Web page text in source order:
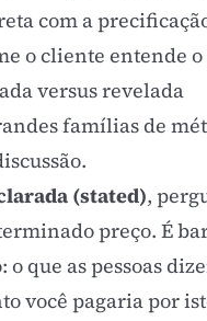
com a
o cliente entende o
versus revelada
famílias de
(stated),
preço. É
que as pessoas
você pagaria por